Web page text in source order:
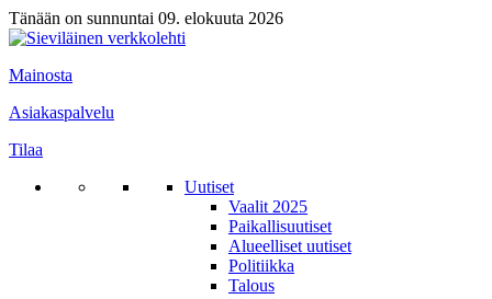
Tänään on sunnuntai 09. elokuuta 2026
Mainosta
Asiakaspalvelu
Tilaa
Uutiset
Vaalit 2025
Paikallisuutiset
Alueelliset uutiset
Politiikka
Talous